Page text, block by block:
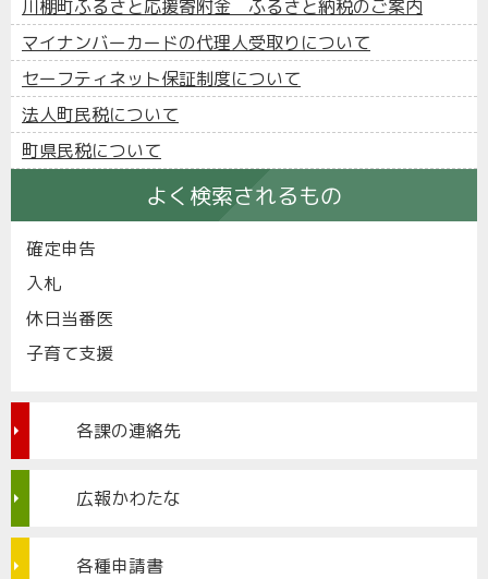
川棚町ふるさと応援寄附金 ふるさと納税のご案内
マイナンバーカードの代理人受取りについて
セーフティネット保証制度について
法人町民税について
町県民税について
よく検索されるもの
確定申告
入札
休日当番医
子育て支援
各課の連絡先
広報かわたな
各種申請書